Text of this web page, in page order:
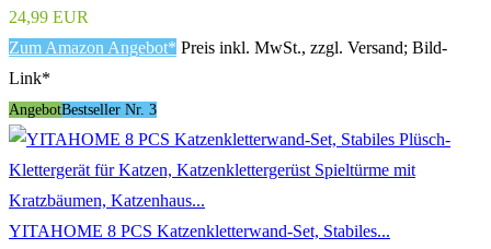
24,99 EUR
Zum Amazon Angebot* Preis inkl. MwSt., zzgl. Versand; Bild-
Link*
AngebotBestseller Nr. 3
YITAHOME 8 PCS Katzenkletterwand-Set, Stabiles...